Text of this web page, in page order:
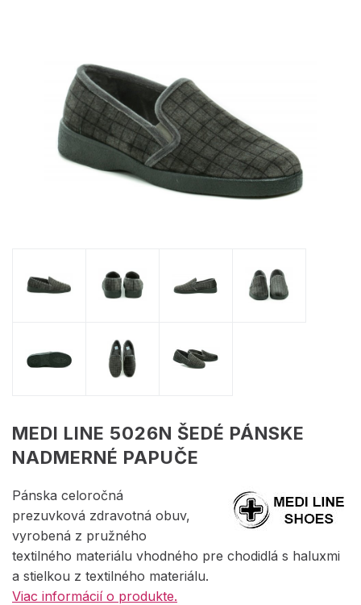
MEDI LINE 5026N ŠEDÉ PÁNSKE
NADMERNÉ PAPUČE
Pánska celoročná
prezuvková zdravotná obuv,
vyrobená z pružného
textilného materiálu vhodného pre chodidlá s haluxmi
a stielkou z textilného materiálu.
Viac informácií o produkte.